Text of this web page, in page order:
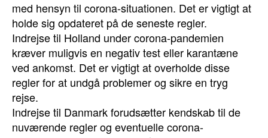
med hensyn til corona-situationen. Det er vigtigt at
holde sig opdateret på de seneste regler.
Indrejse til Holland under corona-pandemien
kræver muligvis en negativ test eller karantæne
ved ankomst. Det er vigtigt at overholde disse
regler for at undgå problemer og sikre en tryg
rejse.
Indrejse til Danmark forudsætter kendskab til de
nuværende regler og eventuelle corona-